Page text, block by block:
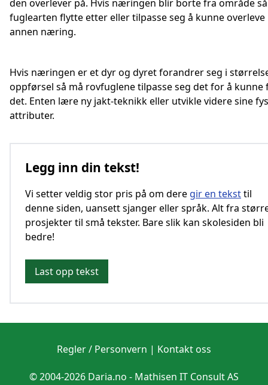
den overlever på. Hvis næringen blir borte fra område
fuglearten flytte etter eller tilpasse seg å kunne overleve
annen næring.
Hvis næringen er et dyr og dyret forandrer seg i
oppførsel så må rovfuglene tilpasse seg det for å kunne
det. Enten lære ny jakt-teknikk eller utvikle videre sine
attributer.
Legg inn din tekst!
Vi setter veldig stor pris på om dere gir en teksttil
denne siden, uansett sjanger eller språk. Alt fra
prosjekter til små tekster. Bare slik kan skolesiden bli
bedre!
Last opp tekst
Regler / Personvern | Kontakt oss
© 2004-2026 Daria.no - Mathisen IT Consult AS